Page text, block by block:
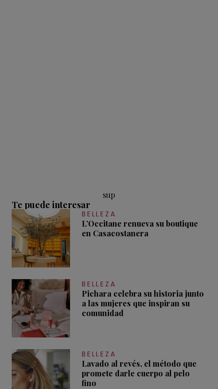
sup
Te puede interesar
BELLEZA
L’Occitane renueva su boutique
en Casacostanera
BELLEZA
Pichara celebra su historia junto
a las mujeres que inspiran su
comunidad
BELLEZA
Lavado al revés, el método que
promete darle cuerpo al pelo
fino